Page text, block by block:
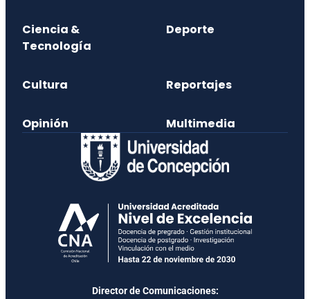
Ciencia &
Tecnología
Deporte
Cultura Reportajes
Opinión Multimedia
Director de Comunicaciones: